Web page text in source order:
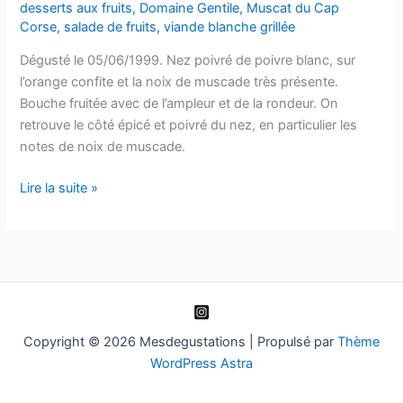
desserts aux fruits, Domaine Gentile, Muscat du Cap
Corse, salade de fruits,viande blanche grillée
Dégusté le 05/06/1999. Nez poivré de poivre blanc, sur
l’orange confite et la noix de muscade très présente.
Bouche fruitée avec de l’ampleur et de la rondeur. On
retrouve le côté épicé et poivré du nez, en particulier les
notes de noix de muscade.
Muscat
-1998
Lire la suite »
Copyright © 2026 Mesdegustations | Propulsé par Thème
WordPress Astra